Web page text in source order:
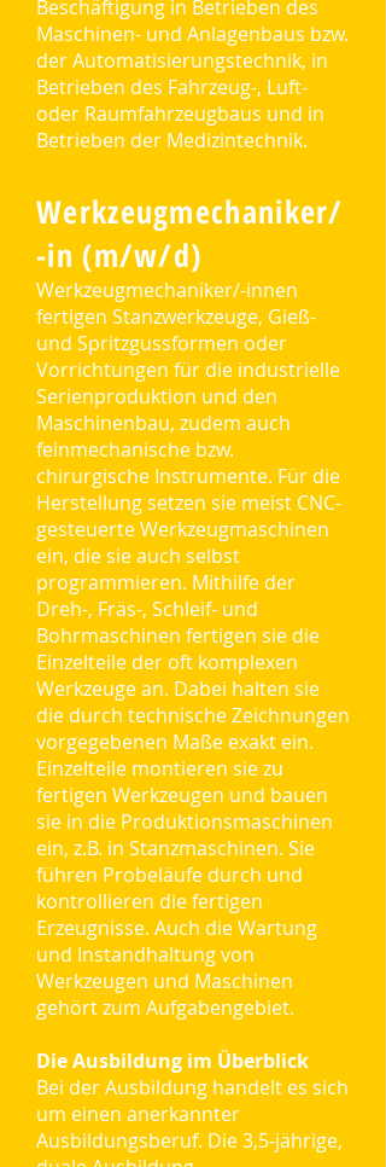
Beschäftigung in Betrieben des
Maschinen- und Anlagenbaus bzw.
der Automatisierungstechnik, in
Betrieben des Fahrzeug-, Luft-
oder Raumfahrzeugbaus und in
Betrieben der Medizintechnik.
Werkzeugmechaniker/
-in (m/w/d)
Werkzeugmechaniker/-innen
fertigen Stanzwerkzeuge, Gieß-
und Spritzgussformen oder
Vorrichtungen für die industrielle
Serienproduktion und den
Maschinenbau, zudem auch
feinmechanische bzw.
chirurgische Instrumente. Für die
Herstellung setzen sie meist CNC-
gesteuerte Werkzeugmaschinen
ein, die sie auch selbst
programmieren. Mithilfe der
Dreh-, Fräs-, Schleif- und
Bohrmaschinen fertigen sie die
Einzelteile der oft komplexen
Werkzeuge an. Dabei halten sie
die durch technische Zeichnungen
vorgegebenen Maße exakt ein.
Einzelteile montieren sie zu
fertigen Werkzeugen und bauen
sie in die Produktionsmaschinen
ein, z.B. in Stanzmaschinen. Sie
führen Probeläufe durch und
kontrollieren die fertigen
Erzeugnisse. Auch die Wartung
und Instandhaltung von
Werkzeugen und Maschinen
gehört zum Aufgabengebiet.
Die Ausbildung im Überblick
Bei der Ausbildung handelt es sich
um einen anerkannter
Ausbildungsberuf. Die 3,5-jährige,